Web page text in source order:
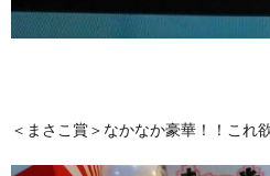
＜まさこ賞＞なかなか豪華！！これ